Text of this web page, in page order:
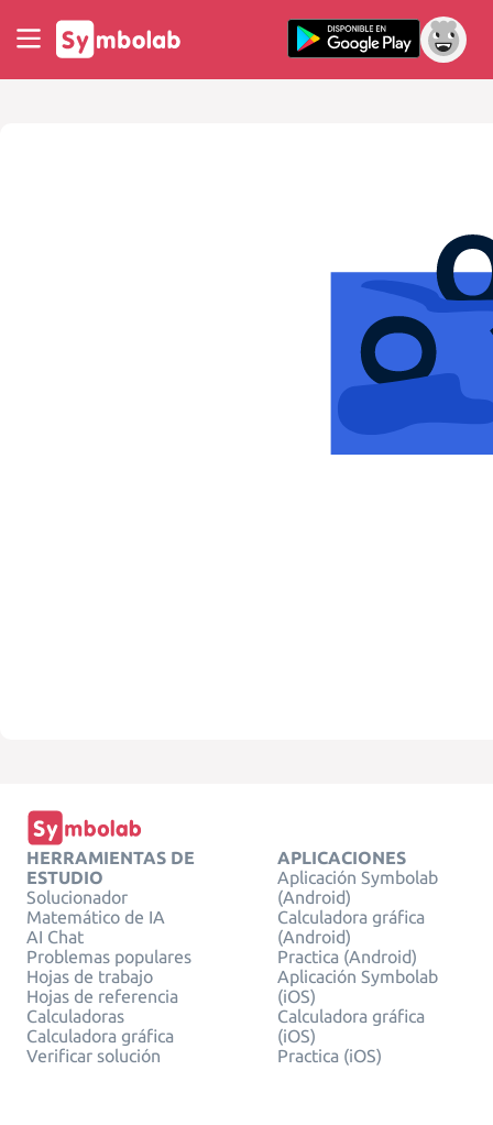
HERRAMIENTAS DE
ESTUDIO
Solucionador
Matemático de IA
AI Chat
Problemas populares
Hojas de trabajo
Hojas de referencia
Calculadoras
Calculadora gráfica
Verificar solución
APLICACIONES
Aplicación Symbolab
(Android)
Calculadora gráfica
(Android)
Practica (Android)
Aplicación Symbolab
(iOS)
Calculadora gráfica
(iOS)
Practica (iOS)